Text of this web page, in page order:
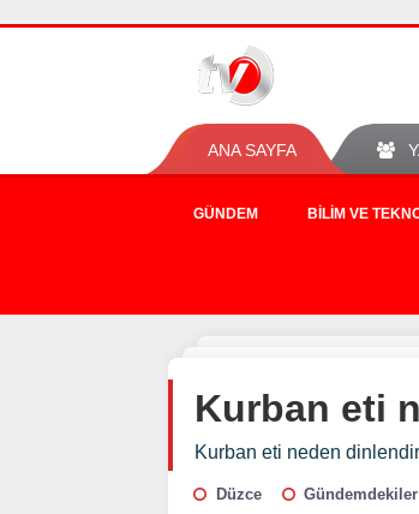
ANA SAYFA
GÜNDEM BILIM VE
Kurban eti
Kurban eti neden
Düzce Gündemdekiler